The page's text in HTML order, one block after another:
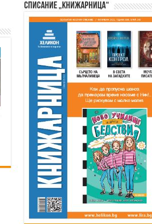
Списание „Книжарница“